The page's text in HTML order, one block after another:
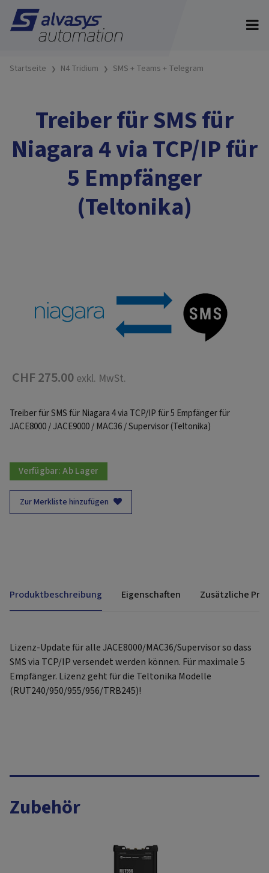
Startseite N4 Tridium SMS + Teams + Telegram
Treiber für SMS für
Niagara 4 via TCP/IP für
5 Empfänger
(Teltonika)
CHF 275.00 exkl. MwSt.
Treiber für SMS für Niagara 4 via TCP/IP für 5 Empfänger für
JACE8000 / JACE9000 / MAC36 / Supervisor (Teltonika)
Verfügbar:Ab Lager
Zur Merkliste hinzufügen
Produktbeschreibung Eigenschaften Zusätzliche
Lizenz-Update für alle JACE8000/MAC36/Supervisor so dass
SMS via TCP/IP versendet werden können. Für maximale 5
Empfänger. Lizenz geht für die Teltonika Modelle
(RUT240/950/955/956/TRB245)!
Zubehör